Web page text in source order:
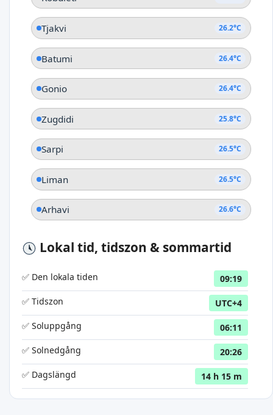
Tjakvi 26.2°C
Batumi 26.4°C
Gonio 26.4°C
Zugdidi 25.8°C
Sarpi 26.5°C
Liman 26.5°C
Arhavi 26.6°C
Lokal tid, tidszon & sommartid
✅ Den lokala tiden
09:19
✅ Tidszon
UTC+4
✅ Soluppgång
06:11
✅ Solnedgång
20:26
✅ Dagslängd
14 h 15 m